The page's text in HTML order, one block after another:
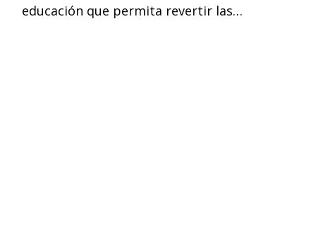
educación que permita revertir las…